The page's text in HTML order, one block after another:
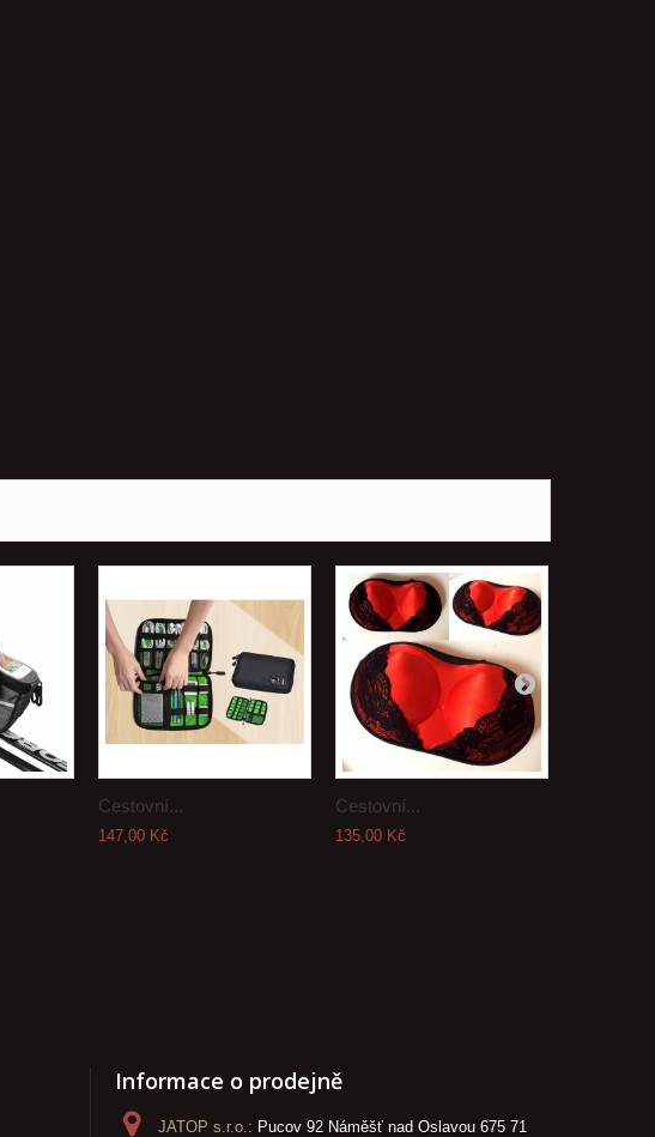
Cestovní...
147,00 Kč
Cestovní...
135,00 Kč
Informace o prodejně
JATOP s.r.o.: Pucov 92 Náměšť nad Oslavou 675 71